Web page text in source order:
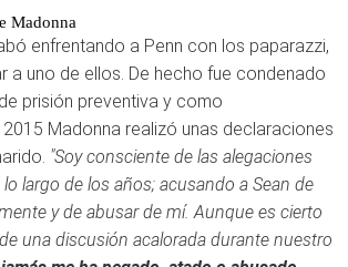
Madonna
enfrentando a Penn con los paparazzi,
a uno de ellos. De hecho fue condenado
prisión preventiva y como
Madonna realizó unas declaraciones
"Soy consciente de las alegaciones
largo de los años; acusando a Sean de
y de abusar de mí. Aunque es cierto
una discusión acalorada durante nuestro